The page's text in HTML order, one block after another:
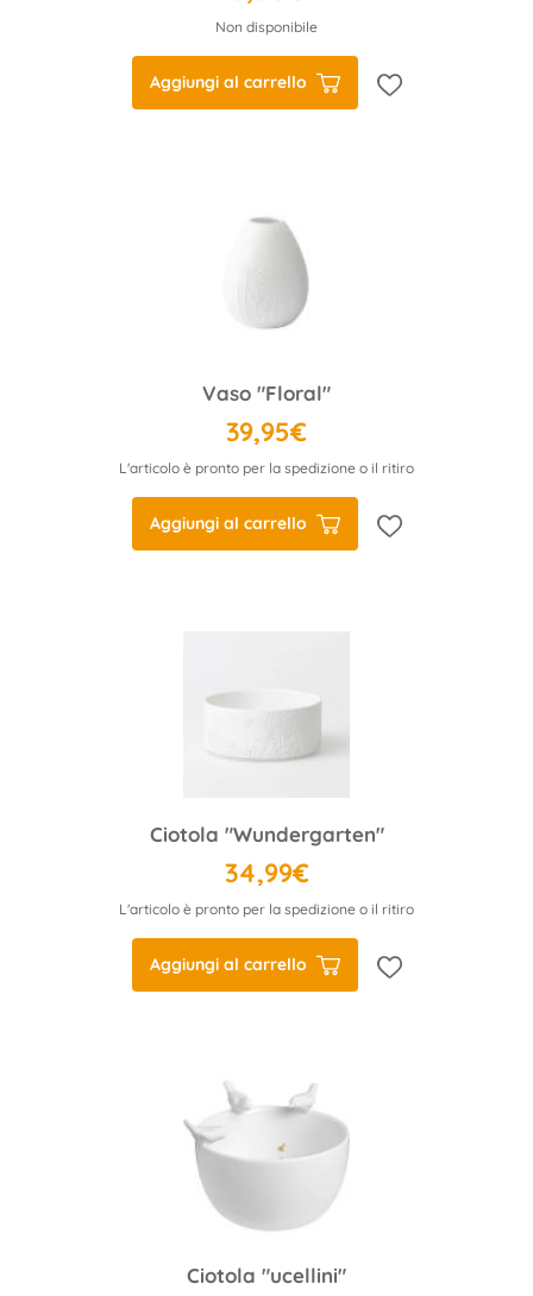
Non disponibile
Aggiungi al carrello
Vaso "Floral"
39,95€
L'articolo è pronto per la spedizione o il ritiro
Aggiungi al carrello
Ciotola "Wundergarten"
34,99€
L'articolo è pronto per la spedizione o il ritiro
Aggiungi al carrello
Ciotola "ucellini"